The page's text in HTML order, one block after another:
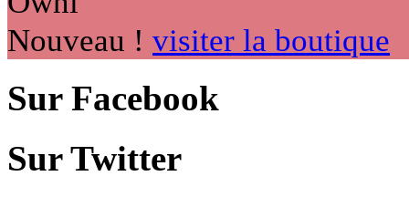
Nouveau ! visiter la boutique
Sur Facebook
Sur Twitter